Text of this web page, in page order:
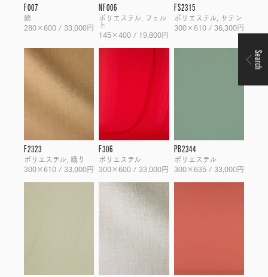
F007
綿
280×600 / 33,000円
NF006
ポリエステル, フェル
ト
145×400 / 19,800円
FS2315
ポリエステル, サテン
300×610 / 36,300円
F2323
ポリエステル, 織り
300×610 / 33,000円
F306
ポリエステル
300×600 / 33,000円
PB2344
ポリエステル
300×635 / 33,000円
Search